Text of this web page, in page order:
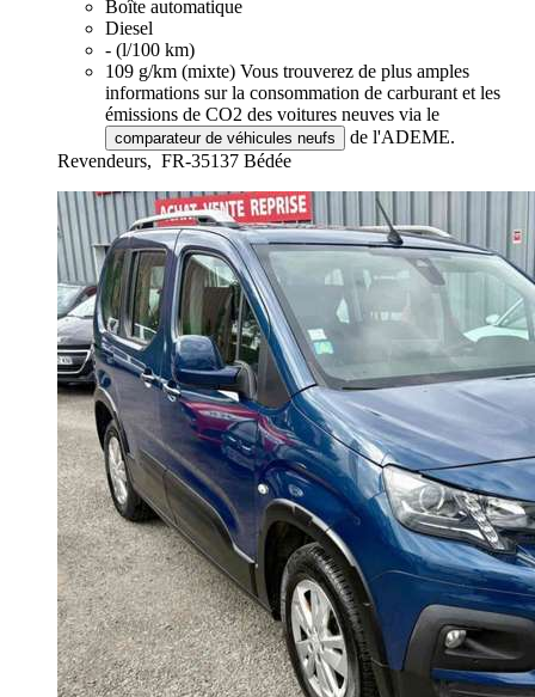
Boîte automatique
Diesel
- (l/100 km)
109 g/km (mixte) Vous trouverez de plus amples
informations sur la consommation de carburant et les
émissions de CO2 des voitures neuves via le
comparateur de véhicules neufs
de l'ADEME.
Revendeurs, FR-35137 Bédée